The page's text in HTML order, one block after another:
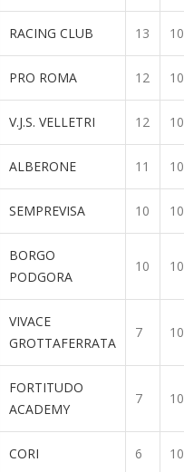
RACING CLUB 13 10
PRO ROMA 12 10
V.J.S. VELLETRI 12 10
ALBERONE 11 10
SEMPREVISA 10 10
BORGO
PODGORA
10 10
VIVACE
GROTTAFERRATA
7 10
FORTITUDO
ACADEMY
7 10
CORI 6 10